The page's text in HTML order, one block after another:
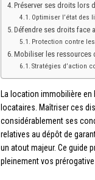
Préserver ses droits lors
Optimiser l’état des
Défendre ses droits face
Protection contre
Mobiliser les ressources
Stratégies d’action
La location immobilière en
locataires. Maîtriser ces
considérablement ses
relatives au dépôt de
un atout majeur. Ce guide
pleinement vos